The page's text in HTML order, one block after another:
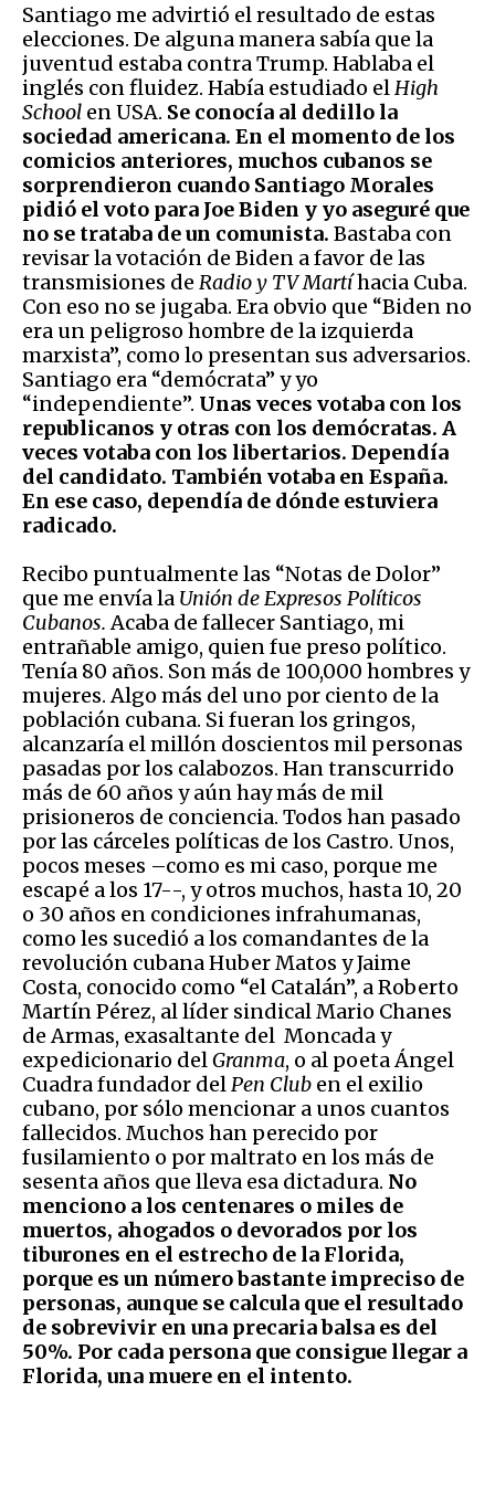
Santiago me advirtió el resultado de estas
elecciones. De alguna manera sabía que la
juventud estaba contra Trump. Hablaba el
inglés con fluidez. Había estudiado elHigh
School en USA. Se conocía al dedillo la
sociedad americana. En el momento de los
comicios anteriores, muchos cubanos se
sorprendieron cuando Santiago Morales
pidió el voto para Joe Biden y yo aseguré que
no se trataba de un comunista. Bastaba con
revisar la votación de Biden a favor de las
transmisiones de Radio y TV Martíhacia Cuba.
Con eso no se jugaba. Era obvio que “Biden no
era un peligroso hombre de la izquierda
marxista”, como lo presentan sus adversarios.
Santiago era “demócrata” y yo
“independiente”. Unas veces votaba con los
republicanos y otras con los demócratas. A
veces votaba con los libertarios. Dependía
del candidato. También votaba en España.
En ese caso, dependía de dónde estuviera
radicado.
Recibo puntualmente las “Notas de Dolor”
que me envía la Unión de Expresos Políticos
Cubanos.Acaba de fallecer Santiago, mi
entrañable amigo, quien fue preso político.
Tenía 80 años. Son más de 100,000 hombres y
mujeres. Algo más del uno por ciento de la
población cubana. Si fueran los gringos,
alcanzaría el millón doscientos mil personas
pasadas por los calabozos. Han transcurrido
más de 60 años y aún hay más de mil
prisioneros de conciencia. Todos han pasado
por las cárceles políticas de los Castro. Unos,
pocos meses –como es mi caso, porque me
escapé a los 17--, y otros muchos, hasta 10, 20
o 30 años en condiciones infrahumanas,
como les sucedió a los comandantes de la
revolución cubana Huber Matos y Jaime
Costa, conocido como “el Catalán”, a Roberto
Martín Pérez, al líder sindical Mario Chanes
de Armas, exasaltante del Moncada y
expedicionario delGranma, o al poeta Ángel
Cuadra fundador delPen Club en el exilio
cubano, por sólo mencionar a unos cuantos
fallecidos. Muchos han perecido por
fusilamiento o por maltrato en los más de
sesenta años que lleva esa dictadura. No
menciono a los centenares o miles de
muertos, ahogados o devorados por los
tiburones en el estrecho de la Florida,
porque es un número bastante impreciso de
personas, aunque se calcula que el resultado
de sobrevivir en una precaria balsa es del
50%. Por cada persona que consigue llegar a
Florida, una muere en el intento.